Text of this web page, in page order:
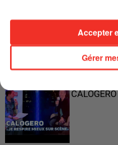
CALOGERO
Gérer
Accepter